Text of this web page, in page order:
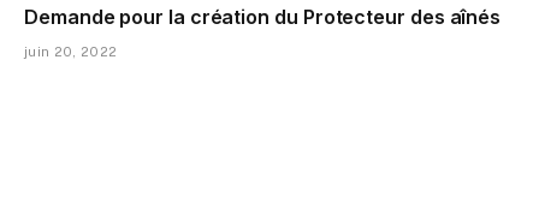
Demande pour la création du Protecteur des aînés
juin 20, 2022